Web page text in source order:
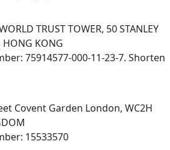
TRUST TOWER, 50 STANLEY
HONG KONG
75914577-000-11-23-7. Shorten
Covent Garden London, WC2H
15533570